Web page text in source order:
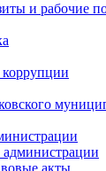
и рабочие
администрации